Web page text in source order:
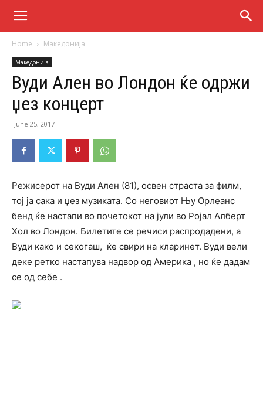
Home Македонија
Македонија
Вуди Ален во Лондон ќе одржи
џез концерт
June 25, 2017
Режисерот на Вуди Ален (81), освен страста за филм,
тој ја сака и џез музиката. Со неговиот Њу Орлеанс
бенд ќе настапи во почетокот на јули во Ројал Алберт
Хол во Лондон. Билетите се речиси распродадени, а
Вуди како и секогаш, ќе свири на кларинет. Вуди вели
деке ретко настапува надвор од Америка , но ќе дадам
се од себе .